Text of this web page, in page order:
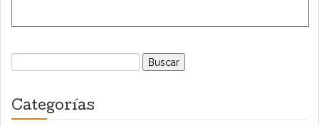
Buscar:
Categorías